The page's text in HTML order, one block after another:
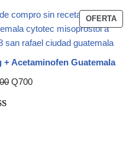
base a
OFERTA
+ Acetaminofen Guatemala
Q700